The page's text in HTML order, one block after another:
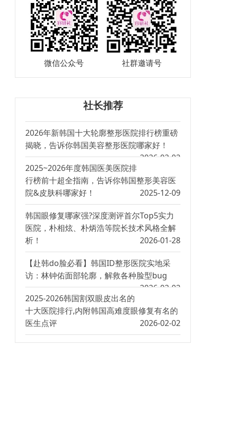
微信公众号 社群邀请号
社长推荐
2026年新韩国十大轮廓整形医院排行榜重磅
揭晓，告诉你韩国美容整形医院哪家好！
2026-02-02
2025~2026年度韩国医美医院排
行榜前十超全指南，告诉你韩国整形美容医
院&皮肤科哪家好！
2025-12-09
韩国眼修复哪家强?深度测评首尔Top5实力
医院，朴相炫、朴炳浩等院长技术风格全解
析！
2026-01-28
【赴韩do脸必看】韩国ID整形医院实地采
访：林钟佑面部轮廓，解救各种脸型bug
2026-02-02
2025-2026韩国割双眼皮出名的
十大医院排行,内附韩国高难度眼修复有名的
医生点评
2026-02-02